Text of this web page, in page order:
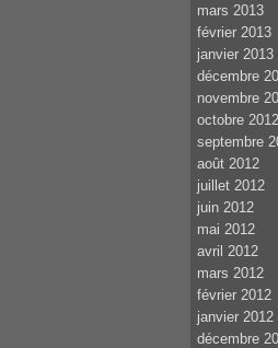
mars 2013
février 2013
janvier 2013
décembre
novembre
octobre 2012
septembre
août 2012
juillet 2012
juin 2012
mai 2012
avril 2012
mars 2012
février 2012
janvier 2012
décembre